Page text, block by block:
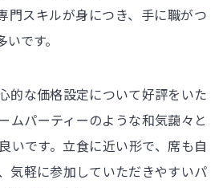
門スキルが身につき、手に職がつ
です。
的な価格設定について好評をいた
ムパーティーのような和気藹々と
いです。立食に近い形で、席も自
気軽に参加していただきやすいパ